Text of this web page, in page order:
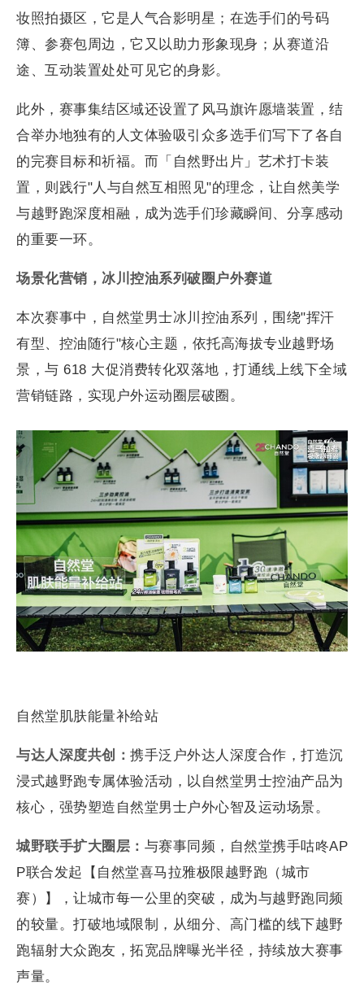
妆照拍摄区，它是人气合影明星；在选手们的号码
簿、参赛包周边，它又以助力形象现身；从赛道沿
途、互动装置处处可见它的身影。
此外，赛事集结区域还设置了风马旗许愿墙装置，结
合举办地独有的人文体验吸引众多选手们写下了各自
的完赛目标和祈福。而「自然野出片」艺术打卡装
置，则践行"人与自然互相照见"的理念，让自然美学
与越野跑深度相融，成为选手们珍藏瞬间、分享感动
的重要一环。
场景化营销，冰川控油系列破圈户外赛道
本次赛事中，自然堂男士冰川控油系列，围绕"挥汗
有型、控油随行"核心主题，依托高海拔专业越野场
景，与 618 大促消费转化双落地，打通线上线下全域
营销链路，实现户外运动圈层破圈。
自然堂肌肤能量补给站
与达人深度共创： 携手泛户外达人深度合作，打造沉
浸式越野跑专属体验活动，以自然堂男士控油产品为
核心，强势塑造自然堂男士户外心智及运动场景。
城野联手扩大圈层： 与赛事同频，自然堂携手咕咚AP
P联合发起【自然堂喜马拉雅极限越野跑（城市
赛）】，让城市每一公里的突破，成为与越野跑同频
的较量。打破地域限制，从细分、高门槛的线下越野
跑辐射大众跑友，拓宽品牌曝光半径，持续放大赛事
声量。